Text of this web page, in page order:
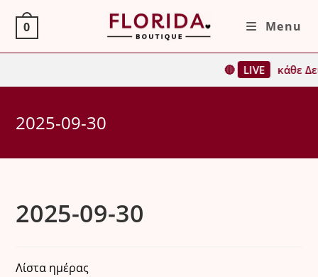
content
0 Menu
🔴 LIVE κάθε
2025-09-30
2025-09-30
Λίστα ημέρας